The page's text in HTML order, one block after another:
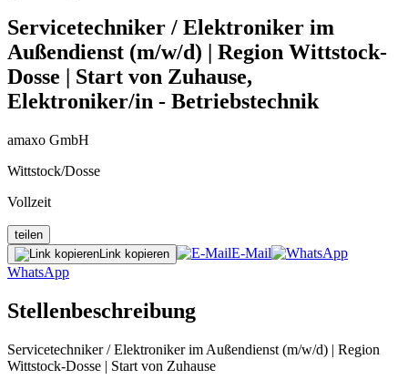
Servicetechniker / Elektroniker im
Außendienst (m/w/d) | Region Wittstock-
Dosse | Start von Zuhause,
Elektroniker/in - Betriebstechnik
amaxo GmbH
Wittstock/Dosse
Vollzeit
teilen
Link kopieren
E-Mail
WhatsApp
Stellenbeschreibung
Servicetechniker / Elektroniker im Außendienst (m/w/d) | Region
Wittstock-Dosse | Start von Zuhause